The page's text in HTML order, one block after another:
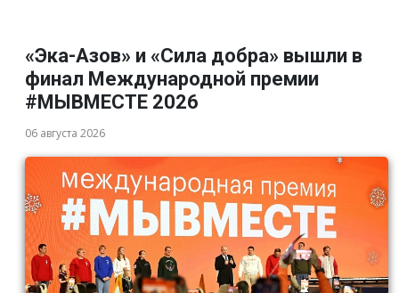
«Эка-Азов» и «Сила добра» вышли в
финал Международной премии
#МЫВМЕСТЕ 2026
06 августа 2026